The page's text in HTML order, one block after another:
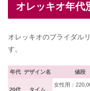
オレッキオ年代
オレッキオのブライダル
す。
年代 デザイン名 値段
20代 タイム
女性用：